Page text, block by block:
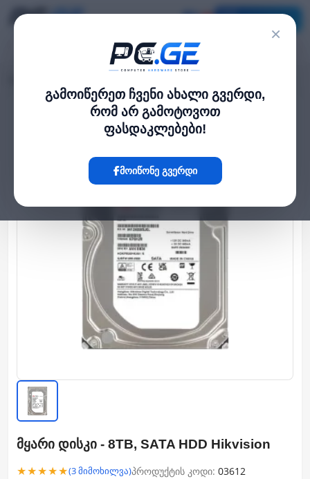
×
გამოიწერეთ ჩვენი ახალი გვერდი,
რომ არ გამოტოვოთ
ფასდაკლებები!
მოიწონე გვერდი
მყარი დისკი - 8TB, SATA HDD Hikvision
★★★★★(3 მიმოხილვა)პროდუქტის კოდი: 03612